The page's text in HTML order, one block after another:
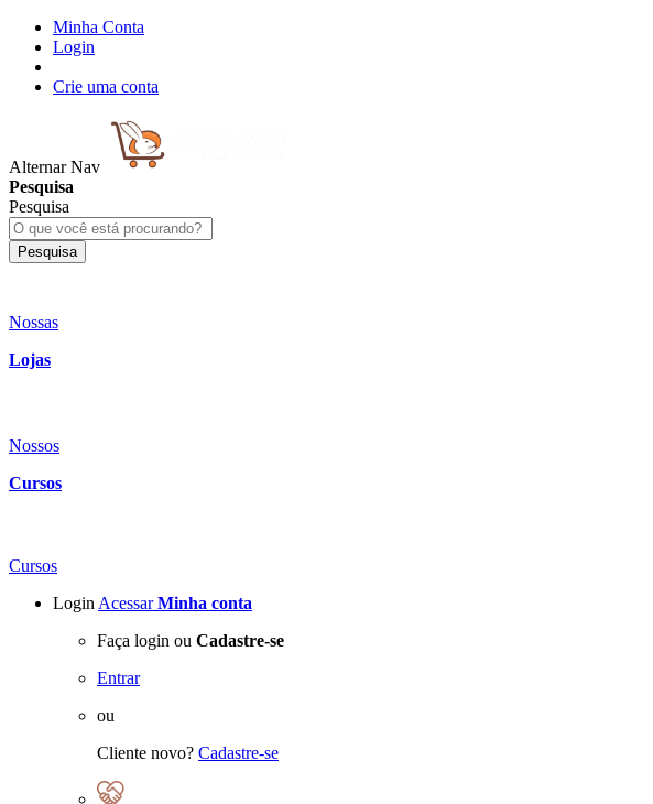
Minha Conta
Login
Crie uma conta
Alternar Nav
Pesquisa
Pesquisa
Pesquisa
Nossas
Lojas
Nossos
Cursos
Cursos
Login Acessar Minha conta
Faça login ou Cadastre-se
Entrar
ou
Cliente novo? Cadastre-se